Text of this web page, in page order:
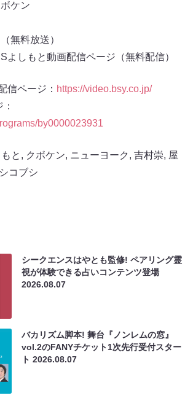
ケン
無料放送）
よしもと動画配信ページ（無料配信）
信ページ： https://video.bsy.co.jp/
by0000023931
と , クボケン, ニューヨーク , 吉村崇, 屋
コブシ
シークエンスはやとも監修! ペアリング霊
視が体験できる占いコンテンツ登場
2026.08.07
バカリズム脚本! 舞台『ノンレムの窓』
vol.2のFANYチケット1次先行受付スター
ト2026.08.07